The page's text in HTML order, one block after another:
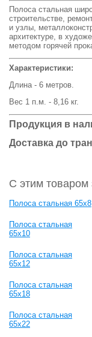
Полоса стальная
строительстве,
и узлы,
архитектуре, в
методом горячей
Характеристики:
Длина - 6 метров.
Вес 1 п.м. - 8,16 кг.
Продукция в
Доставка до
С этим товаром
Полоса стальная 65x8
Полоса стальная
65x10
Полоса стальная
65x12
Полоса стальная
65x18
Полоса стальная
65x22